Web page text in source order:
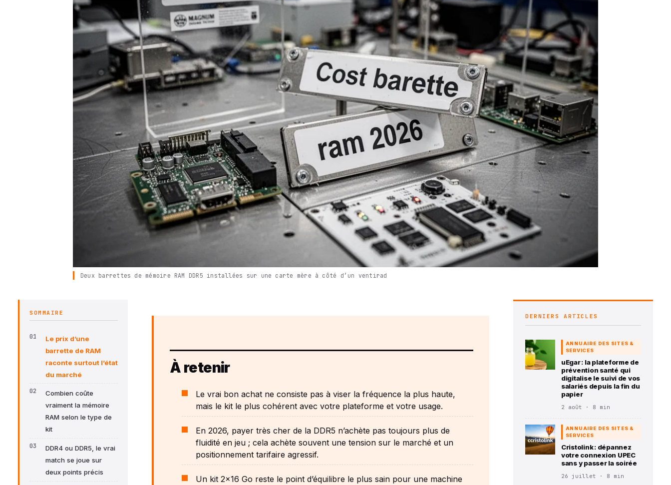
Deux barrettes de mémoire RAM DDR5 installées sur une carte mère à côté d’un ventirad
SOMMAIRE
Le prix d’une
barrette de RAM
raconte surtout l’état
du marché
Combien coûte
vraiment la mémoire
RAM selon le type de
kit
DDR4 ou DDR5, le vrai
match se joue sur
deux points précis
À retenir
Le vrai bon achat ne consiste pas à viser la fréquence la plus haute,
mais le kit le plus cohérent avec votre plateforme et votre usage.
En 2026, payer très cher de la DDR5 n’achète pas toujours plus de
fluidité en jeu ; cela achète souvent une tension sur le marché et un
positionnement tarifaire agressif.
Un kit 2x16 Go reste le point d’équilibre le plus sain pour une machine
DERNIERS ARTICLES
ANNUAIRE DES SITES &
SERVICES
uEgar : la plateforme de
prévention santé qui
digitalise le suivi de vos
salariés depuis la fin du
papier
2 août · 8 min
ANNUAIRE DES SITES &
SERVICES
Cristolink : dépannez
votre connexion UPEC
sans y passer la soirée
26 juillet · 8 min